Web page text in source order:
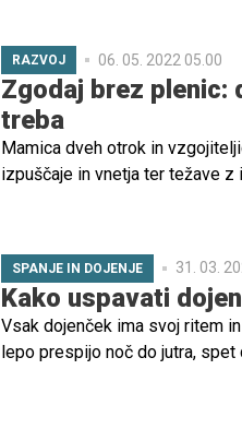
RAZVOJ 06. 05. 2022 05.00
Zgodaj brez plenic:
treba
Mamica dveh otrok in
izpuščaje in vnetja ter težave
druge starše.
SPANJE IN DOJENJE 31. 03.
Kako uspavati
Vsak dojenček ima svoj ritem
lepo prespijo noč do jutra,